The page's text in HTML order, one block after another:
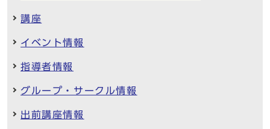
講座
イベント情報
指導者情報
グループ・サークル情報
出前講座情報